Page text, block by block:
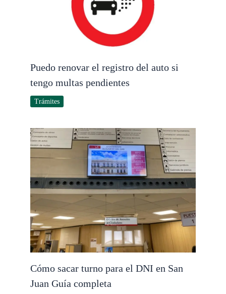
Puedo renovar el registro del auto si
tengo multas pendientes
Trámites
Cómo sacar turno para el DNI en San
Juan Guía completa